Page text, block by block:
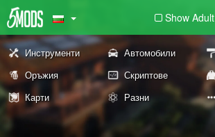
Show Adult
Инструменти Автомобили
Оръжия Скриптове
Карти
Разни